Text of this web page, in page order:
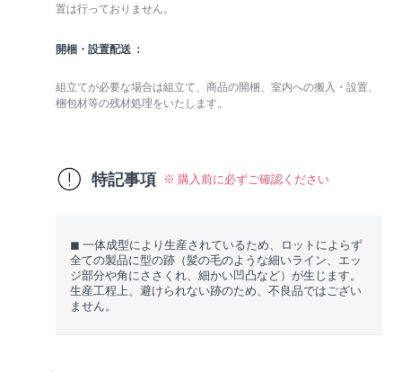
置は行っておりません。
開梱・設置配送
組立てが必要な場合は組立て、商品の開梱、室内への搬入・設置、
梱包材等の残材処理をいたします。
特記事項 ※ 購入前に必ずご確認ください
◼︎ 一体成型により生産されているため、ロットによらず
全ての製品に型の跡（髪の毛のような細いライン、エッ
ジ部分や角にささくれ、細かい凹凸など）が生じます。
生産工程上、避けられない跡のため、不良品ではござい
ません。